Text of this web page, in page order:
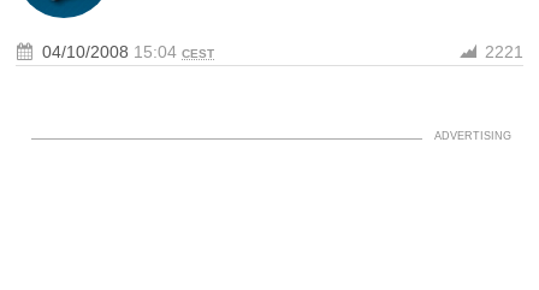
04/10/2008 15:04CEST 2221